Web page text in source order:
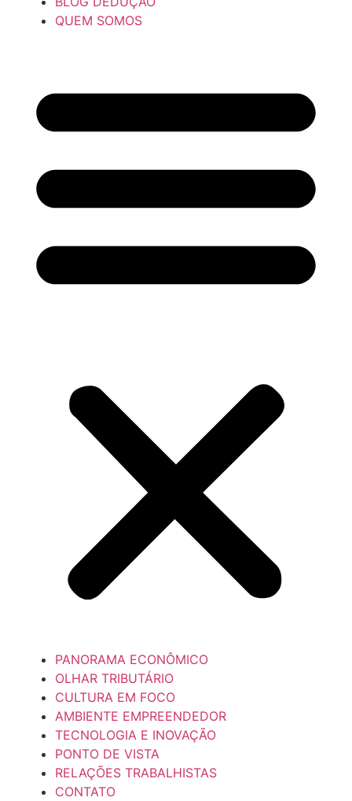
QUEM SOMOS
PANORAMA ECONÔMICO
OLHAR TRIBUTÁRIO
CULTURA EM FOCO
AMBIENTE EMPREENDEDOR
TECNOLOGIA E INOVAÇÃO
PONTO DE VISTA
RELAÇÕES TRABALHISTAS
CONTATO